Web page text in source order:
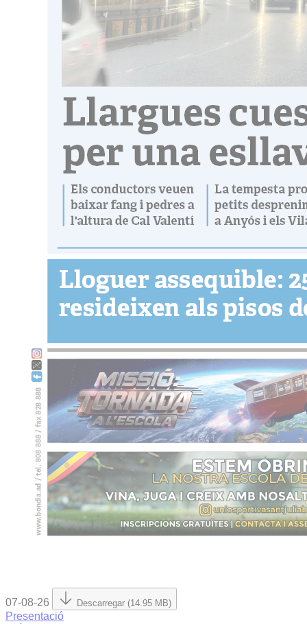
07-08-26 Descarregar (14.95 MB)
Presentació